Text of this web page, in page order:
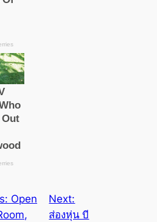
Open
Next:
ส่องหุ่น บี